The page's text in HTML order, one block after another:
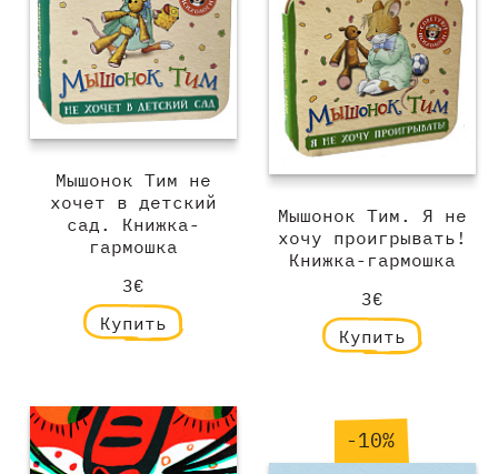
Мышонок Тим не
хочет в детский
сад. Книжка-
гармошка
3€
Купить
Мышонок Тим. Я не
хочу проигрывать!
Книжка-гармошка
3€
Купить
-10%